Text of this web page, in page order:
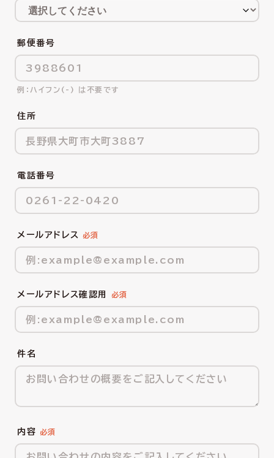
郵便番号
ハイフン(-) は不要です
住所
電話番号
メールアドレス
メールアドレス確認用
件名
内容